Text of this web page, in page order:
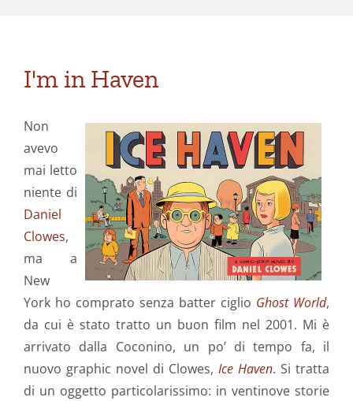
I'm in Haven
Non
avevo
mai letto
niente di
Daniel
Clowes,
ma a
New
York ho comprato senza batter ciglio Ghost World,
da cui è stato tratto un buon film nel 2001. Mi è
arrivato dalla Coconino, un po’ di tempo fa, il
nuovo graphic novel di Clowes, Ice Haven. Si tratta
di un oggetto particolarissimo: in ventinove storie